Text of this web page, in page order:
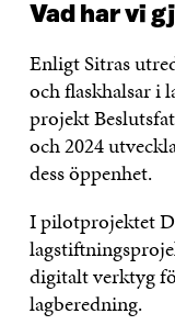
Vad har vi
Enligt Sitras
och flaskhalsar i
projekt
och 2024
dess öppenhet.
I pilotprojektet
digitalt verktyg
lagberedning.